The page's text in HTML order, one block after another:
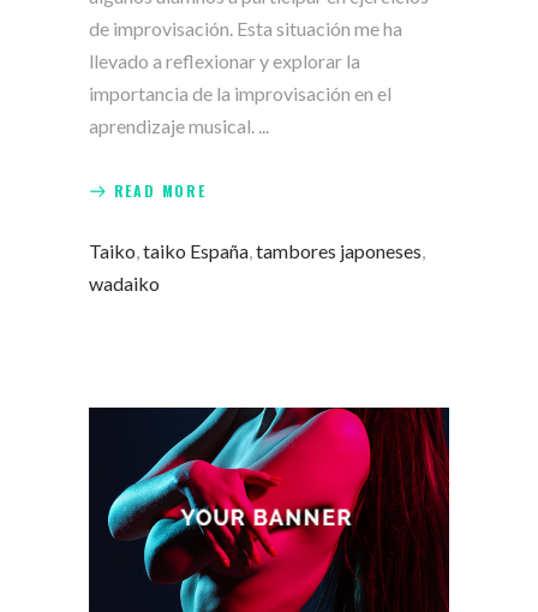
de improvisación. Esta situación me ha
llevado a reflexionar y explorar la
importancia de la improvisación en el
aprendizaje musical.
READ MORE
Taiko,taiko España,tambores japoneses,
wadaiko